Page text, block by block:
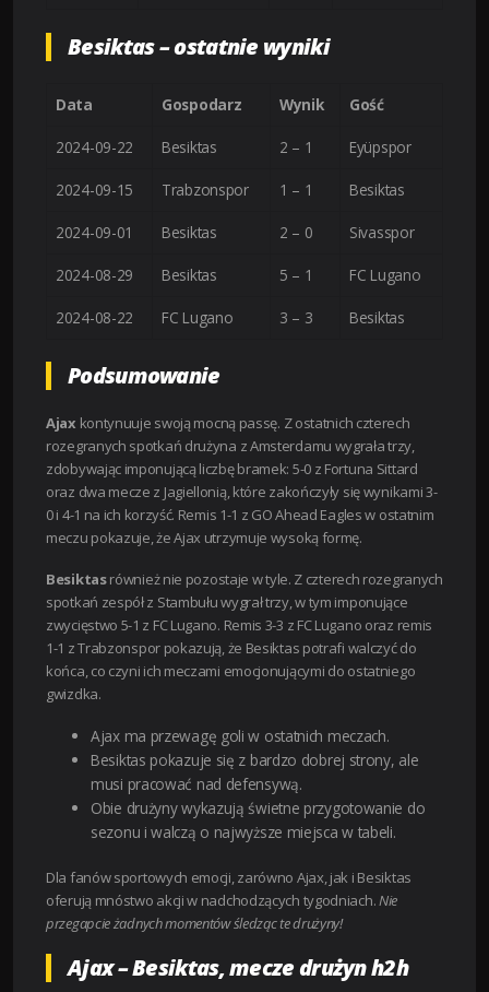
Besiktas – ostatnie wyniki
Data Gospodarz Wynik Gość
2024-09-22 Besiktas 2 – 1 Eyüpspor
2024-09-15 Trabzonspor 1 – 1 Besiktas
2024-09-01 Besiktas 2 – 0 Sivasspor
2024-08-29 Besiktas 5 – 1 FC Lugano
2024-08-22 FC Lugano 3 – 3 Besiktas
Podsumowanie
Ajax kontynuuje swoją mocną passę. Z ostatnich czterech
rozegranych spotkań drużyna z Amsterdamu wygrała trzy,
zdobywając imponującą liczbę bramek: 5-0 z Fortuna Sittard
oraz dwa mecze z Jagiellonią, które zakończyły się wynikami 3-
0 i 4-1 na ich korzyść. Remis 1-1 z GO Ahead Eagles w ostatnim
meczu pokazuje, że Ajax utrzymuje wysoką formę.
Besiktasrównież nie pozostaje w tyle. Z czterech rozegranych
spotkań zespół z Stambułu wygrał trzy, w tym imponujące
zwycięstwo 5-1 z FC Lugano. Remis 3-3 z FC Lugano oraz remis
1-1 z Trabzonspor pokazują, że Besiktas potrafi walczyć do
końca, co czyni ich meczami emocjonującymi do ostatniego
gwizdka.
Ajax ma przewagę goli w ostatnich meczach.
Besiktas pokazuje się z bardzo dobrej strony, ale
musi pracować nad defensywą.
Obie drużyny wykazują świetne przygotowanie do
sezonu i walczą o najwyższe miejsca w tabeli.
Dla fanów sportowych emocji, zarówno Ajax, jak i Besiktas
oferują mnóstwo akcji w nadchodzących tygodniach.Nie
przegapcie żadnych momentów śledząc te drużyny!
Ajax – Besiktas, mecze drużyn h2h